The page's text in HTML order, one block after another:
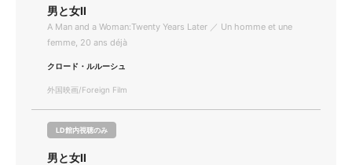
男と女Ⅱ
A Man and a Woman:Twenty Years Later ／ Un homme et une
femme, 20 ans déjà
クロード・ルルーシュ
外国映画/Foreign Film
LD館内視聴のみ
男と女Ⅱ